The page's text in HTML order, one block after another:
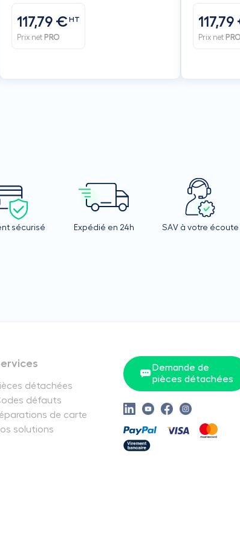
117,79 €HT
Prix net PRO Prix net PRO
sécurisé Expédié en 24h SAV à votre écoute
détachées
défauts
de carte
solutions
Demande de
pièces détachées